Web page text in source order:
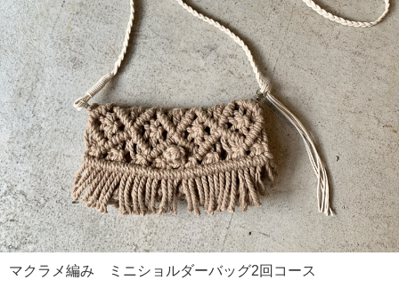
マクラメ編み ミニショルダーバッグ2回コース